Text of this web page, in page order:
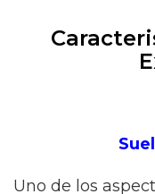
Uno de los